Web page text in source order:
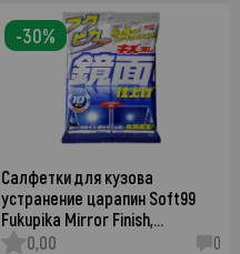
Салфетки для кузова
устранение царапин Soft99
Fukupika Mirror Finish,…
0,00
0
-30%